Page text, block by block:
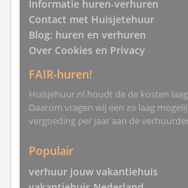
Informatie huren-verhuren
Contact met Huisjetehuur
Blog: huren en verhuren
Over Cookies en Privacy
FAIR-huren!
Huisjehuur.nl houdt de de kosten
Daarom vragen wij een zo laag
vergoeding per jaar aan de
Populair
verhuur jouw vakantiehuis